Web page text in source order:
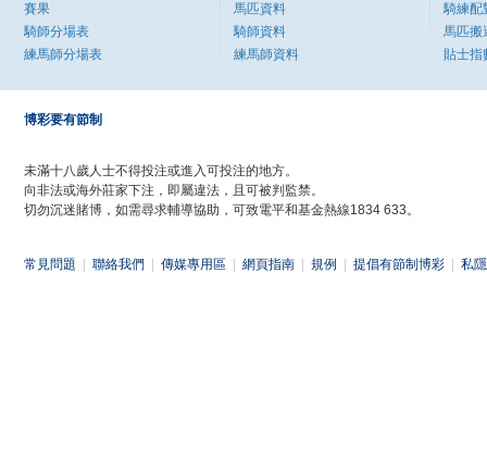
賽果
騎師分場表
練馬師分場表
馬匹資料
騎師資料
練馬師資料
騎練配
馬匹搬
貼士指
博彩要有節制
未滿十八歲人士不得投注或進入可投注的地方。
向非法或海外莊家下注，即屬違法，且可被判監禁。
切勿沉迷賭博，如需尋求輔導協助，可致電平和基金熱線1834 633。
常見問題 聯絡我們 傳媒專用區 網頁指南 規例 提倡有節制博彩 私